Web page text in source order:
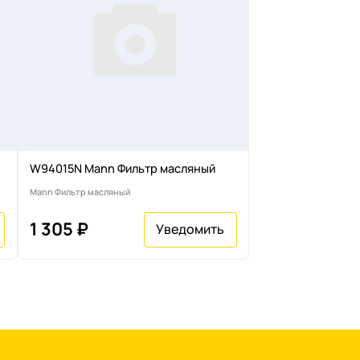
W94015N Mann Фильтр масляный
Mann Фильтр масляный
1 305 ₽